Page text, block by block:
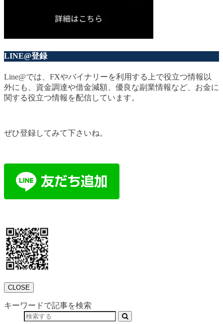
LINE@登録
Line@では、FXやバイナリーを利用する上で役立つ情報以
外にも、資金調達や借金減額、優良な副業情報など、お金に
関する役立つ情報を配信しています。
ぜひ登録してみて下さいね。
CLOSE
キーワードで記事を検索